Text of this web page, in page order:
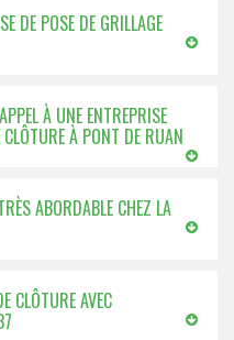
DE POSE DE GRILLAGE
À UNE ENTREPRISE
CLÔTURE À PONT DE RUAN
ABORDABLE CHEZ LA
CLÔTURE AVEC